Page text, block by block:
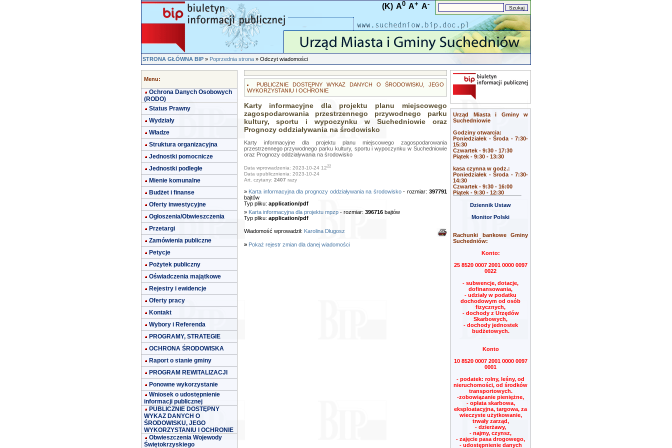
(K) A0 A+ A-
STRONA GŁÓWNA BIP»Poprzednia strona» Odczyt wiadomości
Menu:
Ochrona Danych Osobowych
(RODO)
Status Prawny
Wydziały
Władze
Struktura organizacyjna
Jednostki pomocnicze
Jednostki podległe
Mienie komunalne
Budżet i finanse
Oferty inwestycyjne
Ogłoszenia/Obwieszczenia
Przetargi
Zamówienia publiczne
Petycje
Pożytek publiczny
Oświadczenia majątkowe
Rejestry i ewidencje
Oferty pracy
Kontakt
Wybory i Referenda
PROGRAMY, STRATEGIE
OCHRONA ŚRODOWISKA
Raport o stanie gminy
PROGRAM REWITALIZACJI
Ponowne wykorzystanie
Wniosek o udostępnienie
informacji publicznej
PUBLICZNIE DOSTĘPNY
WYKAZ DANYCH O
ŚRODOWISKU, JEGO
WYKORZYSTANIU I OCHRONIE
Obwieszczenia Wojewody
Świętokrzyskiego
PUBLICZNIE DOSTĘPNY WYKAZ DANYCH O ŚRODOWISKU, JEGO
WYKORZYSTANIU I OCHRONIE
Karty informacyjne dla projektu planu miejscowego
zagospodarowania przestrzennego przywodnego parku
kultury, sportu i wypoczynku w Suchedniowie oraz
Prognozy oddziaływania na środowisko
Karty informacyjne dla projektu planu miejscowego zagospodarowania
przestrzennego przywodnego parku kultury, sportu i wypoczynku w Suchedniowie
oraz Prognozy oddziaływania na środowisko
Data wprowadzenia: 2023-10-24 1222
Data upublicznienia: 2023-10-24
Art. czytany: 2407 razy
» Karta informacyjna dla prognozy oddziaływania na środowisko- rozmiar: 397791
bajtów
Typ pliku: application/pdf
» Karta informacyjna dla projektu mpzp- rozmiar: 396716bajtów
Typ pliku: application/pdf
Wiadomość wprowadził: Karolina Długosz
» Pokaż rejestr zmian dla danej wiadomości
Urząd Miasta i Gminy w
Suchedniowie
Godziny otwarcia:
Poniedziałek - Środa - 7:30-
15:30
Czwartek - 9:30 - 17:30
Piątek - 9:30 - 13:30
kasa czynna w godz.:
Poniedziałek - Środa - 7:30-
14:30
Czwartek - 9:30 - 16:00
Piątek - 9:30 - 12:30
Dziennik Ustaw
Monitor Polski
Rachunki bankowe Gminy
Suchedniów:
Konto:
25 8520 0007 2001 0000 0097
0022
- subwencje, dotacje,
dofinansowania,
- udziały w podatku
dochodowym od osób
fizycznych,
- dochody z Urzędów
Skarbowych,
- dochody jednostek
budżetowych.
Konto
10 8520 0007 2001 0000 0097
0001
- podatek: rolny, leśny, od
nieruchomości, od środków
transportowych.
-zobowiązanie pieniężne,
- opłata skarbowa,
eksploatacyjna, targowa, za
wieczyste użytkowanie,
trwały zarząd,
- dzierżawy,
- najmy, czynsz,
- zajęcie pasa drogowego,
- udostępnienie danych